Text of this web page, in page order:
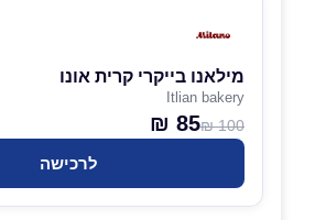
מילאנו בייקרי קרית אונו
Itlian bakery
100 ₪
85 ₪
לרכישה